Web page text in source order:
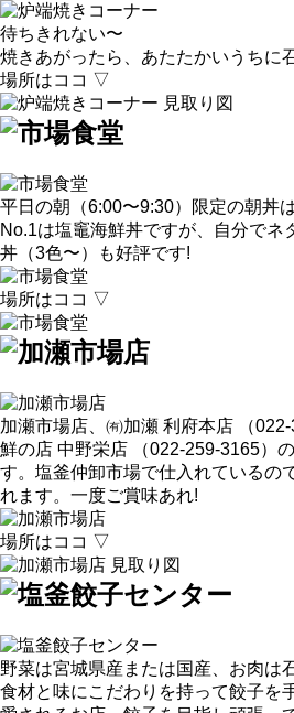
待ちきれない〜
焼きあがったら、あたたかいうちに
場所はココ ▽
平日の朝（6:00〜9:30）限定の朝丼
No.1は塩竈海鮮丼ですが、自分でネ
丼（3色〜）も好評です!
場所はココ ▽
加瀬市場店、㈲加瀬 利府本店 （
鮮の店 中野栄店 （022-259-3165）
す。塩釜仲卸市場で仕入れているの
れます。一度ご賞味あれ!
場所はココ ▽
野菜は宮城県産または国産、お肉は
食材と味にこだわりを持って餃子を